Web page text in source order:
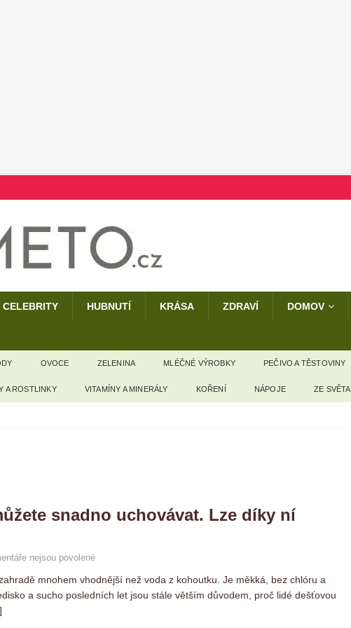
CELEBRITY HUBNUTÍ KRÁSA ZDRAVÍ DOMOV
OVOCE ZELENINA MLÉČNÉ VÝROBKY PEČIVO A TĚSTOVINY
A ROSTLINKY VITAMÍNY A MINERÁLY KOŘENÍ NÁPOJE ZE SVĚTA
snadno uchovávat. Lze díky ní
nejsou povolené
mnohem vhodnější než voda z kohoutku. Je měkká, bez chlóru a
a sucho posledních let jsou stále větším důvodem, proč lidé dešťovou